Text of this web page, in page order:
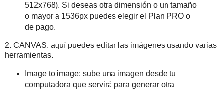
512x768). Si deseas otra dimensión o un tamaño
o mayor a 1536px puedes elegir el Plan PRO o
de pago.
2. CANVAS: aquí puedes editar las imágenes usando varias
herramientas.
Image to image: sube una imagen desde tu
computadora que servirá para generar otra